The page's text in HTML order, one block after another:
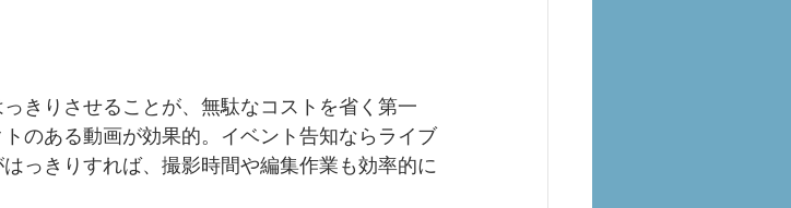
きりさせることが、無駄なコストを省く第一
のある動画が効果的。イベント告知ならライブ
っきりすれば、撮影時間や編集作業も効率的に